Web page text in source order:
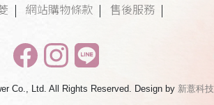
| 網站購物條款 | 售後服務 |
Co., Ltd. All Rights Reserved. Design by 新薏科